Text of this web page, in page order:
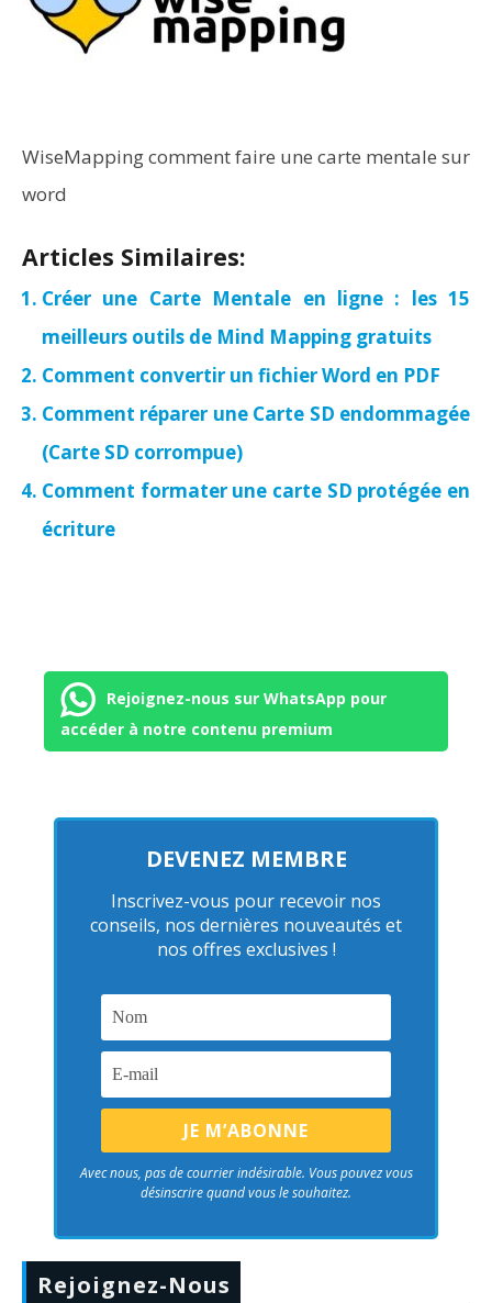
WiseMapping comment faire une carte mentale sur
word
Articles Similaires:
Créer une Carte Mentale en ligne : les 15
meilleurs outils de Mind Mapping gratuits
Comment convertir un fichier Word en PDF
Comment réparer une Carte SD endommagée
(Carte SD corrompue)
Comment formater une carte SD protégée en
écriture
Rejoignez-nous sur WhatsApp pour
accéder à notre contenu premium
DEVENEZ MEMBRE
Inscrivez-vous pour recevoir nos
conseils, nos dernières nouveautés et
nos offres exclusives !
Avec nous, pas de courrier indésirable. Vous pouvez vous
désinscrire quand vous le souhaitez.
Rejoignez-Nous